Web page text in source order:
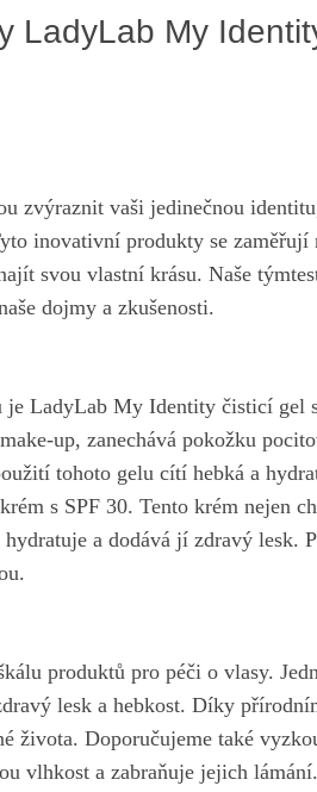
LadyLab My
zvýraznit vaši ‍jedinečnou
inovativní produkty se zaměřují
svou vlastní krásu. Naše
⁢dojmy a zkušenosti.
je LadyLab My ‌Identity čisticí gel⁤
up, ⁣zanechává pokožku
tohoto gelu ⁤cítí⁢ hebká a
s SPF 30. Tento krém nejen‍
a dodává jí zdravý lesk.
⁤produktů pro péči⁤ o vlasy.
lesk​ a hebkost. Díky​
života. Doporučujeme ⁢také
vlhkost a zabraňuje jejich